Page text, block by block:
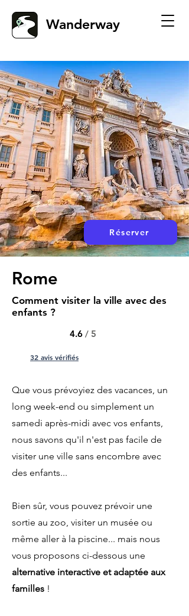
Wanderway
Réserver
Rome
Comment visiter la ville avec des
enfants ?
4.6 / 5
32 avis vérifiés
Que vous prévoyiez des vacances, un
long week-end ou simplement un
samedi après-midi avec vos enfants,
nous savons qu'il n'est pas facile de
visiter une ville sans encombre avec
des enfants...
Bien sûr, vous pouvez prévoir une
sortie au zoo, visiter un musée ou
même aller à la piscine... mais nous
vous proposons ci-dessous une
alternative interactive et adaptée aux
familles !